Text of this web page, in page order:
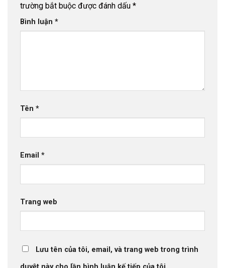
trường bắt buộc được đánh dấu *
Bình luận *
Tên *
Email *
Trang web
Lưu tên của tôi, email, và trang web trong trình